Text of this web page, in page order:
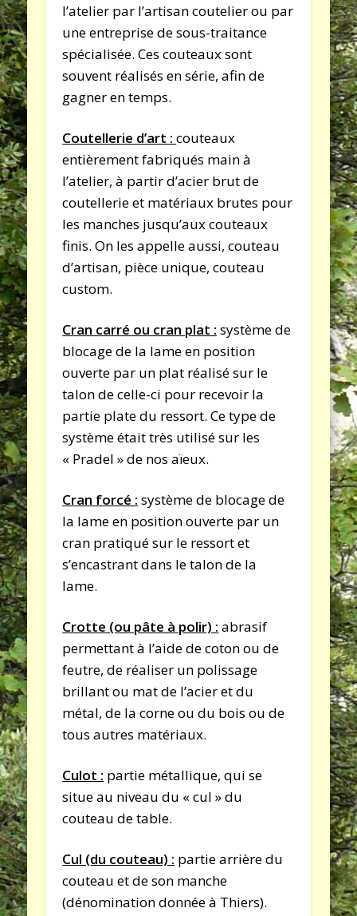
l’atelier par l’artisan coutelier ou par
une entreprise de sous-traitance
spécialisée. Ces couteaux sont
souvent réalisés en série, afin de
gagner en temps.
Coutellerie d’art :couteaux
entièrement fabriqués main à
l’atelier, à partir d’acier brut de
coutellerie et matériaux brutes pour
les manches jusqu’aux couteaux
finis. On les appelle aussi, couteau
d’artisan, pièce unique, couteau
custom.
Cran carré ou cran plat : système de
blocage de la lame en position
ouverte par un plat réalisé sur le
talon de celle-ci pour recevoir la
partie plate du ressort. Ce type de
système était très utilisé sur les
« Pradel » de nos aïeux.
Cran forcé : système de blocage de
la lame en position ouverte par un
cran pratiqué sur le ressort et
s’encastrant dans le talon de la
lame.
Crotte (ou pâte à polir) : abrasif
permettant à l’aide de coton ou de
feutre, de réaliser un polissage
brillant ou mat de l’acier et du
métal, de la corne ou du bois ou de
tous autres matériaux.
Culot : partie métallique, qui se
situe au niveau du « cul » du
couteau de table.
Cul (du couteau) : partie arrière du
couteau et de son manche
(dénomination donnée à Thiers).